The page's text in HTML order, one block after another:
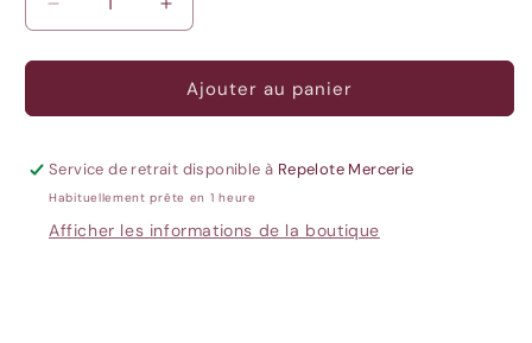
Réduire
la
quantité
Cône
surjeteuse
polyester
-
Augmenter
la
quantité
de
Cône
surjeteuse
polyester
-
Ajouter au panier
Service de retrait disponible à Repelote Mercerie
Habituellement prête en 1 heure
Afficher les informations de la boutique